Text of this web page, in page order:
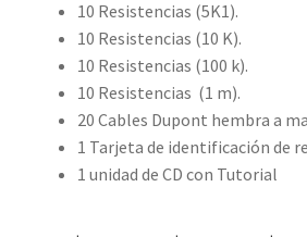
10 Resistencias (5K1).
10 Resistencias (10 K).
10 Resistencias (100 k).
10 Resistencias (1 m).
20 Cables Dupont hembra a
1 Tarjeta de identificación de
1 unidad de CD con Tutorial